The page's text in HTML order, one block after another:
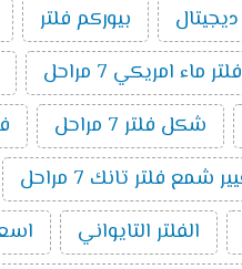
بيوركم فلتر
فلتر ماء امريكي 7 مراحل
شكل فلتر 7 مراحل
شمع فلتر تانك 7 مراحل
الفلتر التايواني